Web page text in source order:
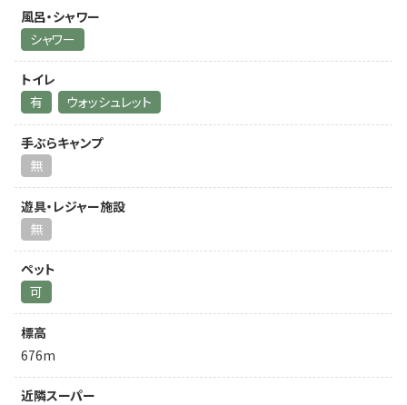
風呂・シャワー
シャワー
トイレ
有
ウォッシュレット
手ぶらキャンプ
無
遊具・レジャー施設
無
ペット
可
標高
676m
近隣スーパー